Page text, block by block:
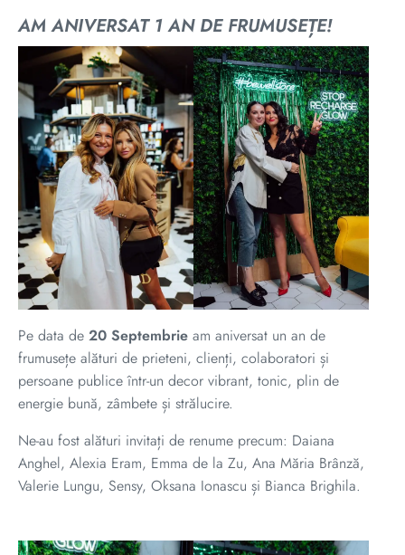
AM ANIVERSAT 1 AN DE FRUMUSEȚE!
Pe data de 20 Septembrie am aniversat un an de
frumusețe alături de prieteni, clienți, colaboratori și
persoane publice într-un decor vibrant, tonic, plin de
energie bună, zâmbete și strălucire.
Ne-au fost alături invitați de renume precum: Daiana
Anghel, Alexia Eram, Emma de la Zu, Ana Măria Brânză,
Valerie Lungu, Sensy, Oksana Ionascu și Bianca Brighila.